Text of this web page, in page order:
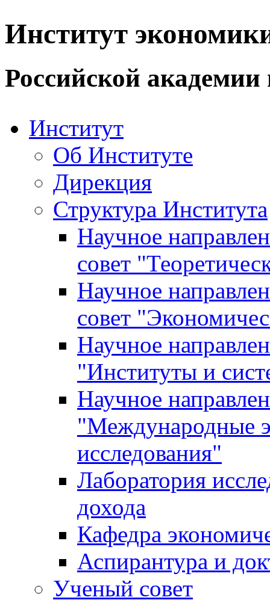
Институт
Российской академии
Институт
Об Институте
Дирекция
Структура Института
Научное
совет
Научное
совет
Научное
"Институты и
Научное
"Международные
исследования"
Лаборатория
дохода
Кафедра
Аспирантура и
Ученый совет